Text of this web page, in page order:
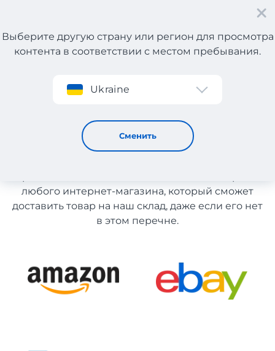
Регистрация
Выберите другую страну или регион для просмотра
контента в соответствии с местом пребывания.
Ukraine
Сменить
Витамины для детей из США
Витамины для детей из США
любого интернет-магазина, который сможет
доставить товар на наш склад, даже если его нет
в этом перечне.